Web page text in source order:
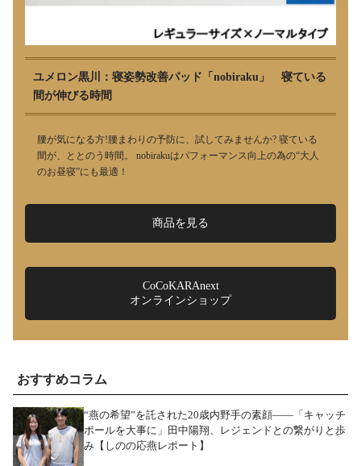
ユメロン黒川：寝姿勢改善パッド「nobiraku」 寝ている
間が伸びる時間
腰が気になる方!腰まわりの予防に、試してみませんか? 寝ている
間が、ととのう時間。 nobirakuはパフォーマンス向上の為の“大人
のお昼寝”にも最適！
商品を見る
CoCoKARAnext
オンラインショップ
おすすめコラム
“燕の希望”を託された20歳内野手の素顔――「キャッチ
ボールを大事に」田中陽翔、レジェンドとの繋がりと歩
み【しのの応燕レポート】